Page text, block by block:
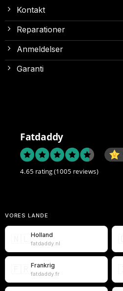
Kontakt
Reparationer
Anmeldelser
Garanti
Fatdaddy
4.65 rating(1005 reviews)
VORES LANDE
Holland
fatdaddy.nl
Frankrig
fatdaddy.fr